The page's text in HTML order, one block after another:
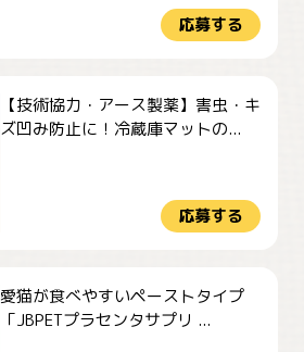
応募する
【技術協力・アース製薬】害虫・キ
ズ凹み防止に！冷蔵庫マットの...
応募する
愛猫が食べやすいペーストタイプ
「JBPETプラセンタサプリ ...